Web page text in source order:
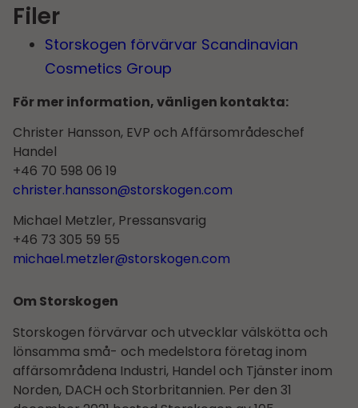
Filer
Storskogen förvärvar Scandinavian
Cosmetics Group
För mer information, vänligen kontakta:
Christer Hansson, EVP och Affärsområdes­chef
Handel
+46 70 598 06 19
christer.hansson@storskogen.com
Michael Metzler, Pressansvarig
+46 73 305 59 55
michael.metzler@storskogen.com
Om Storskogen
Storskogen förvärvar och utvecklar välskötta och
lönsamma små- och medelstora företag inom
affärsområdena Industri, Handel och Tjänster inom
Norden, DACH och Storbritannien. Per den 31